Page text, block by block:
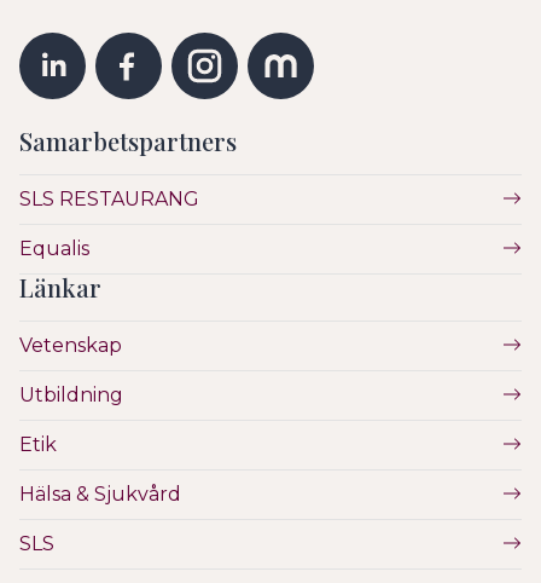
Samarbetspartners
SLS RESTAURANG
Equalis
Länkar
Vetenskap
Utbildning
Etik
Hälsa & Sjukvård
SLS